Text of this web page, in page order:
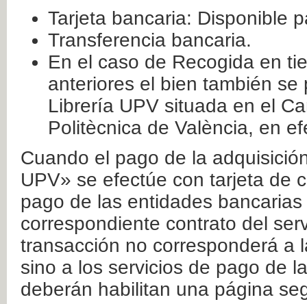
Tarjeta bancaria: Disponible
Transferencia bancaria.
En el caso de Recogida en
anteriores el bien también
Librería UPV situada en el
Politècnica de València, en
Cuando el pago de la
UPV» se efectúe con tarjeta de
pago de las entidades
correspondiente contrato del
transacción no corresponderá a
sino a los servicios de pago de
deberán habilitan una página